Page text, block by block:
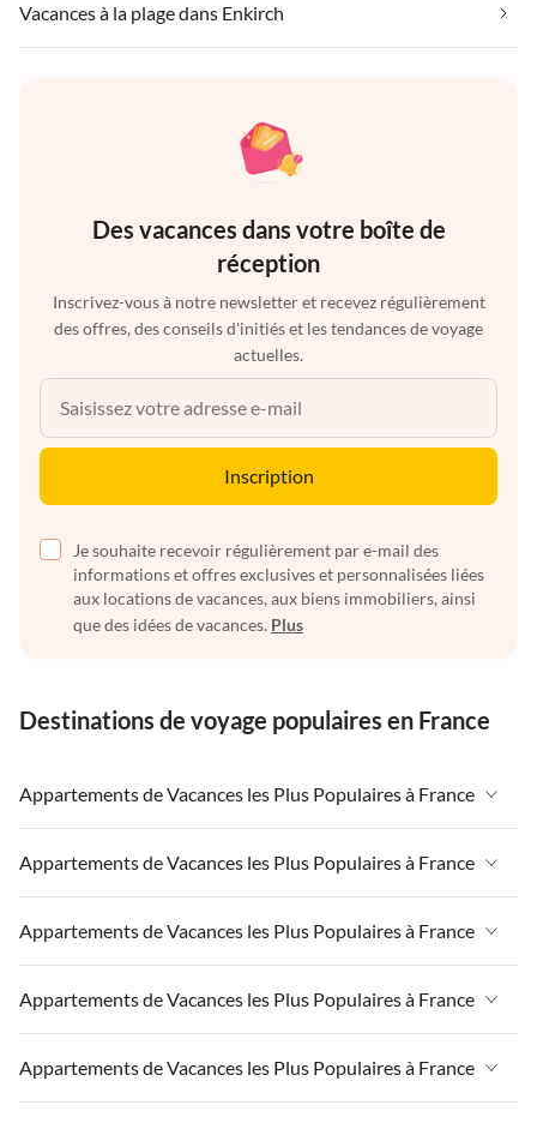
Vacances à la plage dans Enkirch
Des vacances dans votre boîte de
réception
Inscrivez-vous à notre newsletter et recevez régulièrement
des offres, des conseils d'initiés et les tendances de voyage
actuelles.
Inscription
Je souhaite recevoir régulièrement par e-mail des
informations et offres exclusives et personnalisées liées
aux locations de vacances, aux biens immobiliers, ainsi
que des idées de vacances. Plus
Destinations de voyage populaires en France
Appartements de Vacances les Plus Populaires à France
Appartements de Vacances à France
Appartements de Vacances à Paris-Ile de France
Appartements de Vacances à Paris
Appartements de Vacances à Côte atlantique
Appartements de Vacances à la Normandie
Appartements de Vacances les Plus Populaires à France
Appartements de Vacances à France
Appartements de Vacances à Paris-Ile de France
Appartements de Vacances à Paris
Appartements de Vacances à Côte atlantique
Appartements de Vacances les Plus Populaires à France
Appartements de Vacances à France
Appartements de Vacances à Paris-Ile de France
Appartements de Vacances à Paris
Appartements de Vacances les Plus Populaires à France
Appartements de Vacances à France
Appartements de Vacances à Paris-Ile de France
Appartements de Vacances les Plus Populaires à France